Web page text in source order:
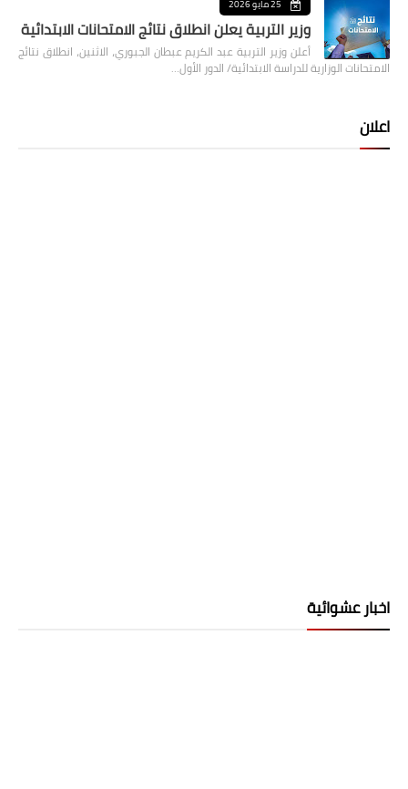
25 مايو 2026
وزير التربية يعلن انطلاق نتائج الامتحانات الابتدائية
أعلن وزير التربية عبد الكريم عبطان الجبوري، الاثنين، انطلاق نتائج
الامتحانات الوزارية للدراسة الابتدائية/ الدور الأول…
اعلان
اخبار عشوائية